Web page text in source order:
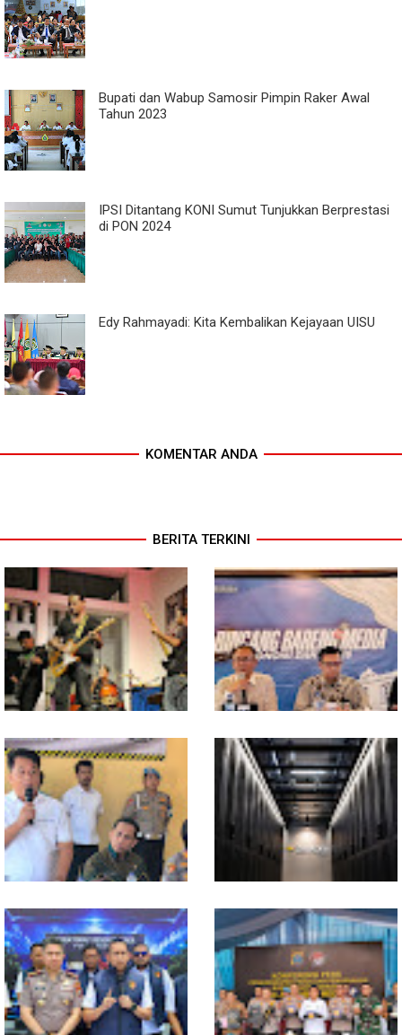
Bupati dan Wabup Samosir Pimpin Raker Awal
Tahun 2023
IPSI Ditantang KONI Sumut Tunjukkan Berprestasi
di PON 2024
Edy Rahmayadi: Kita Kembalikan Kejayaan UISU
KOMENTAR ANDA
BERITA TERKINI
In Release02,Hansen Teo:
Band Medan Harus Berani
Bereskperimen
Ekonomi Sumut Triwulan II
2026 berkisar 5,06 Persen, BI :
Konsumsi RT dan
Perdagangan CPO
Penyumbang Tertinggi
Polresta Deliserdang
Musnahkan 1,2 Kilo Gram
Sabu-sabu: Tiga Tersangka
Gagal Edarkan Ribuan Dosis
Narkoba
Indosat, Ooredoo Group,
Nokia, dan NVIDIA Luncurkan
Zankore by Indosat, Siap
Layani Kawasan Asia-Pasifik
dengan Platform Infrastruktur
AI Terintegerasi